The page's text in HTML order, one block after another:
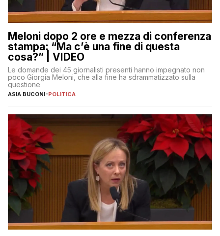
Meloni dopo 2 ore e mezza di conferenza
stampa: “Ma c’è una fine di questa
cosa?” | VIDEO
Le domande dei 45 giornalisti presenti hanno impegnato non
poco Giorgia Meloni, che alla fine ha sdrammatizzato sulla
questione
ASIA BUCONI-POLITICA